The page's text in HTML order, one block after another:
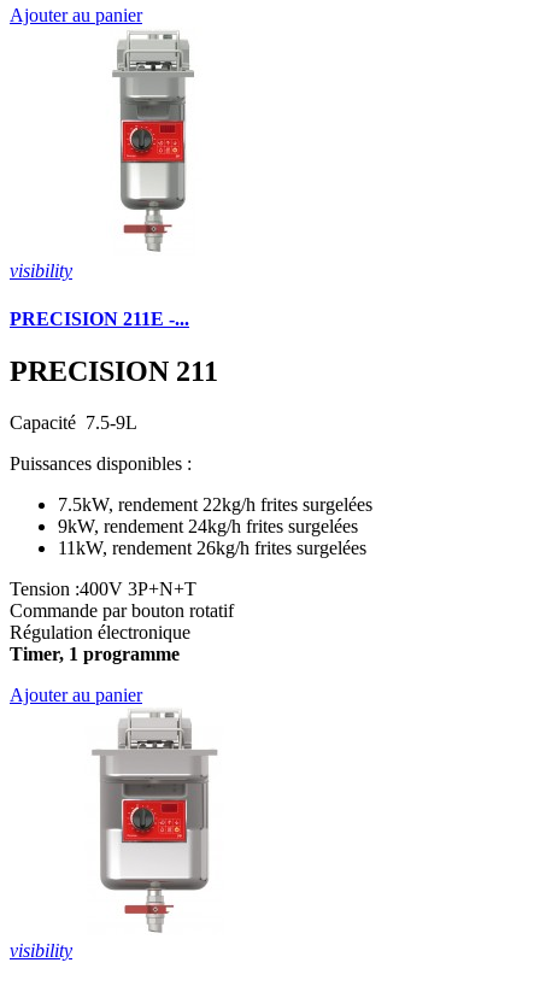
Ajouter au panier
visibility
PRECISION 211E -...
PRECISION 211
Capacité 7.5-9L
Puissances disponibles :
7.5kW, rendement 22kg/h frites surgelées
9kW, rendement 24kg/h frites surgelées
11kW, rendement 26kg/h frites surgelées
Tension :400V 3P+N+T
Commande par bouton rotatif
Régulation électronique
Timer, 1 programme
Ajouter au panier
visibility